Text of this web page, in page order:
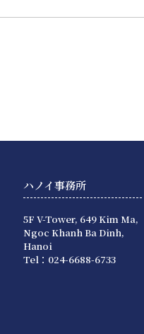
ハノイ事務所
5F V-Tower, 649 Kim Ma,
Ngoc Khanh Ba Dinh,
Hanoi
Tel：024-6688-6733